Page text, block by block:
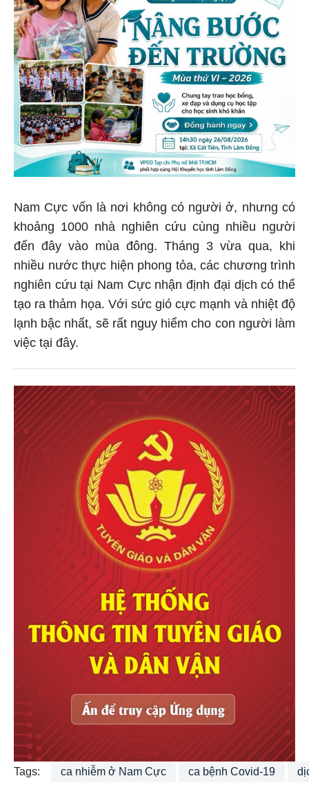
Nam Cực vốn là nơi không có người ở, nhưng có
khoảng 1000 nhà nghiên cứu cùng nhiều người
đến đây vào mùa đông. Tháng 3 vừa qua, khi
nhiều nước thực hiện phong tỏa, các chương trình
nghiên cứu tại Nam Cực nhận định đại dịch có thể
tạo ra thảm họa. Với sức gió cực mạnh và nhiệt độ
lạnh bậc nhất, sẽ rất nguy hiểm cho con người làm
việc tại đây.
Tags: ca nhiễm ở Nam Cực ca bệnh Covid-19